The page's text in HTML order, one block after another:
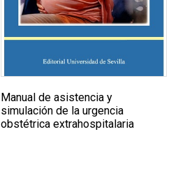
Manual de asistencia y
simulación de la urgencia
obstétrica extrahospitalaria